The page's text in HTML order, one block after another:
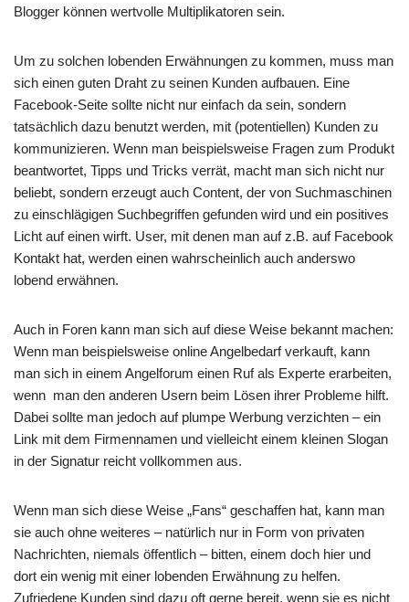
Blogger können wertvolle Multiplikatoren sein.
Um zu solchen lobenden Erwähnungen zu kommen, muss man
sich einen guten Draht zu seinen Kunden aufbauen. Eine
Facebook-Seite sollte nicht nur einfach da sein, sondern
tatsächlich dazu benutzt werden, mit (potentiellen) Kunden zu
kommunizieren. Wenn man beispielsweise Fragen zum Produkt
beantwortet, Tipps und Tricks verrät, macht man sich nicht nur
beliebt, sondern erzeugt auch Content, der von Suchmaschinen
zu einschlägigen Suchbegriffen gefunden wird und ein positives
Licht auf einen wirft. User, mit denen man auf z.B. auf Facebook
Kontakt hat, werden einen wahrscheinlich auch anderswo
lobend erwähnen.
Auch in Foren kann man sich auf diese Weise bekannt machen:
Wenn man beispielsweise online Angelbedarf verkauft, kann
man sich in einem Angelforum einen Ruf als Experte erarbeiten,
wenn man den anderen Usern beim Lösen ihrer Probleme hilft.
Dabei sollte man jedoch auf plumpe Werbung verzichten – ein
Link mit dem Firmennamen und vielleicht einem kleinen Slogan
in der Signatur reicht vollkommen aus.
Wenn man sich diese Weise „Fans“ geschaffen hat, kann man
sie auch ohne weiteres – natürlich nur in Form von privaten
Nachrichten, niemals öffentlich – bitten, einem doch hier und
dort ein wenig mit einer lobenden Erwähnung zu helfen.
Zufriedene Kunden sind dazu oft gerne bereit, wenn sie es nicht